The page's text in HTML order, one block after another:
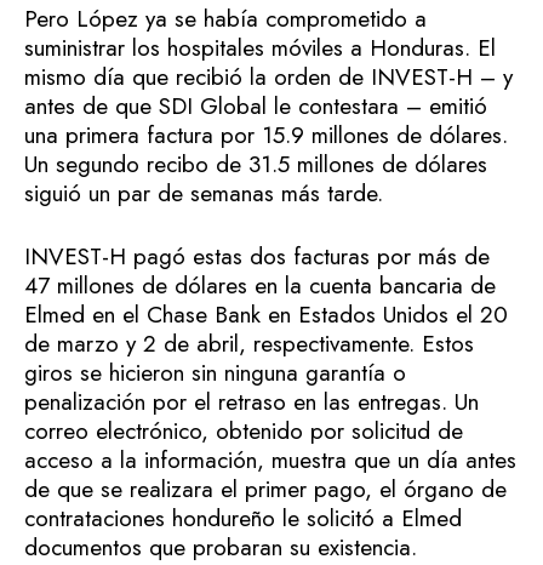
Pero López ya se había comprometido a
suministrar los hospitales móviles a Honduras. El
mismo día que recibió la orden de INVEST-H – y
antes de que SDI Global le contestara – emitió
una primera factura por 15.9 millones de dólares.
Un segundo recibo de 31.5 millones de dólares
siguió un par de semanas más tarde.
INVEST-H pagó estas dos facturas por más de
47 millones de dólares en la cuenta bancaria de
Elmed en el Chase Bank en Estados Unidos el 20
de marzo y 2 de abril, respectivamente. Estos
giros se hicieron sin ninguna garantía o
penalización por el retraso en las entregas. Un
correo electrónico, obtenido por solicitud de
acceso a la información, muestra que un día antes
de que se realizara el primer pago, el órgano de
contrataciones hondureño le solicitó a Elmed
documentos que probaran su existencia.